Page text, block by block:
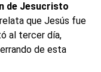
de Jesucristo
que Jesús fue
al tercer día,
de esta